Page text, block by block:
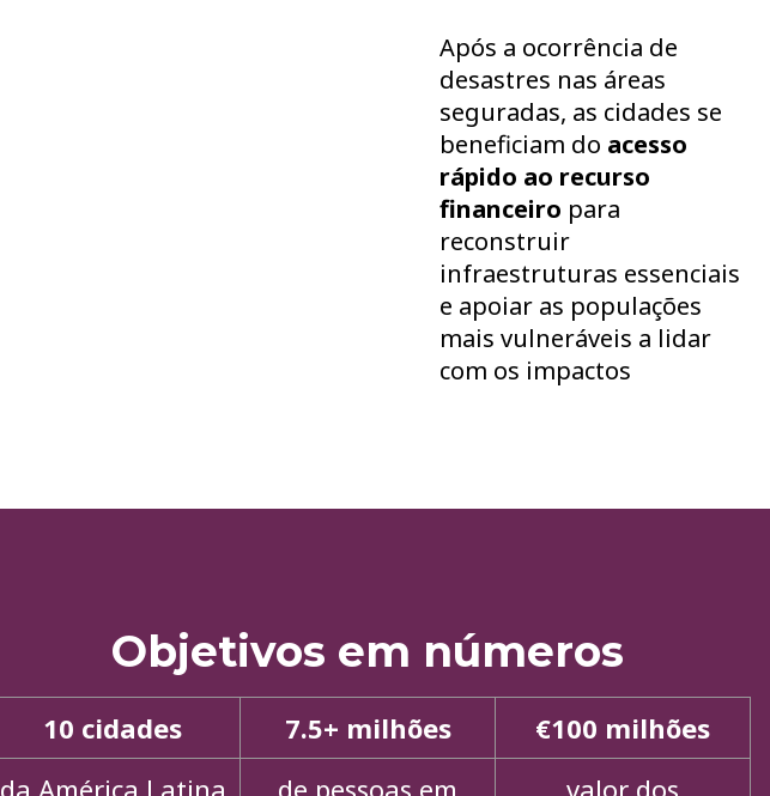
Após a ocorrência de
desastres nas áreas
seguradas, as cidades se
beneficiam do acesso
rápido ao recurso
financeiro para
reconstruir
infraestruturas essenciais
e apoiar as populações
mais vulneráveis a lidar
com os impactos
Objetivos em números
10 cidades 7.5+ milhões
€100 milhões
da América Latina
de pessoas em
valor dos